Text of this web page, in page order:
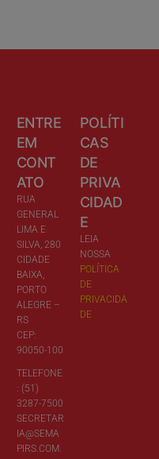
ENTRE
EM
CONT
ATO
RUA
GENERAL
LIMA E
SILVA, 280
CIDADE
BAIXA,
PORTO
ALEGRE –
RS
CEP:
90050-100
TELEFONE
: (51)
3287-7500
SECRETAR
IA@SEMA
PIRS.COM.
POLÍTI
CAS
DE
PRIVA
CIDAD
E
LEIA
NOSSA
POLÍTICA
DE
PRIVACIDA
DE